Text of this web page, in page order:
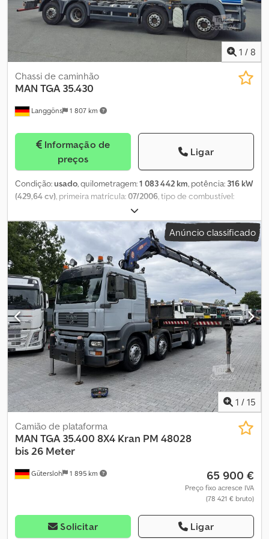
é excelente.
1 / 8
Langgöns 1 807 km
Chassi de caminhão
MAN TGA 35.430
Informação de
preços
Ligar
Condição:usado, quilometragem:1 083 442 km, potência: 316 kW
(429,64 cv), primeira matrícula:07/2006, tipo de combustível:
18 600 kg
configuração de eixo:3 eixos, cor:branco, cabina do condutor:
outro, tipo de engrenagem: automático, classe de emissão:Euro
4, suspensão:aço-ar , número de lugares:2, Equipamento: ABS
Fabricante: MAN – Tipo/Modelo: TGA 35.430 – Primeira matrícula:
21.07.2006 – Quilometragem: 1.083.442 km (motor substituído
aproximadamente aos 400.000 km) – Número de eixos: 4 – Classe
de emissões: Euro 4 – Cabine: L – Transmissão: automática – Freio
de estacionamento: – Suspensão: lâminas e molas pneumáticas –
Eixo elevatório – Eixo direcional – Tipo de eixo: MAN – Freios: a
disco – Comprimento: 10300 mm – Largura: 2500 mm – Altura:
3200 mm Dedszidzujpfx Afgskr
Anúncio classificado
1 / 15
Gütersloh 1 895 km
Camião de plataforma
MAN TGA 35.400 8X4 Kran PM 48028
bis 26 Meter
65 900 €
Preço fixo acresce IVA
(78 421 € bruto)
Solicitar Ligar